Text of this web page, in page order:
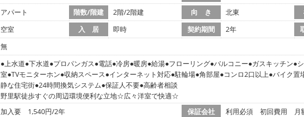
アパート 階数/階建 2階/2階建 向 き 北東
空室 入 居 即時 契約期間 2年
無
上水道 下水道 プロパンガス 電話 冷房 暖房 給湯 フローリング バルコニー ガスキッチン
室 TVモニターホン 収納スペース インターネット対応 駐輪場 角部屋 コンロ2口以上 バイク置
静な住宅街 24時間換気システム 保証人不要 高齢者相談
野里駅徒歩すぐの周辺環境便利な立地☆広々洋室で快適☆
加入要 1,540円/2年 保証会社
利用必須 初回費用 月